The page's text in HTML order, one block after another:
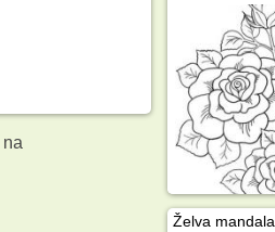
na
Želva mandala